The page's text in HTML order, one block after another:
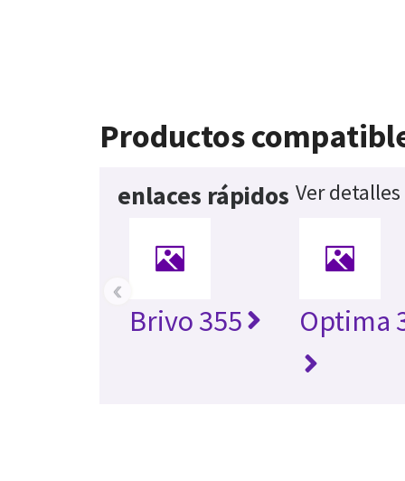
Productos
enlaces rápidos Ver
Brivo 355 Optima
‹